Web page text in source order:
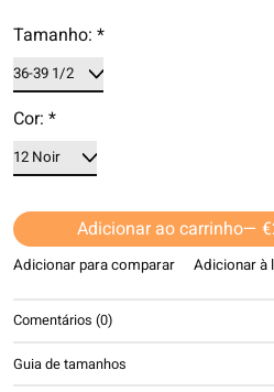
Tamanho: *
Cor: *
Adicionar ao carrinho —
Adicionar para comparar Adicionar à
Comentários (0)
Guia de tamanhos